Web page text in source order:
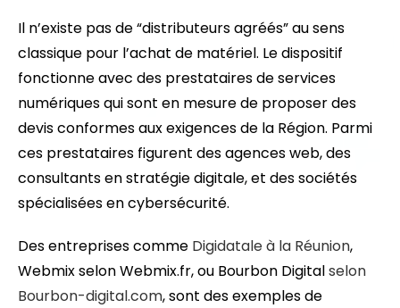
Il n’existe pas de “distributeurs agréés” au sens
classique pour l’achat de matériel. Le dispositif
fonctionne avec des prestataires de services
numériques qui sont en mesure de proposer des
devis conformes aux exigences de la Région. Parmi
ces prestataires figurent des agences web, des
consultants en stratégie digitale, et des sociétés
spécialisées en cybersécurité.
Des entreprises comme Digidatale à la Réunion,
Webmix selon Webmix.fr, ou Bourbon Digitalselon
Bourbon-digital.com, sont des exemples de